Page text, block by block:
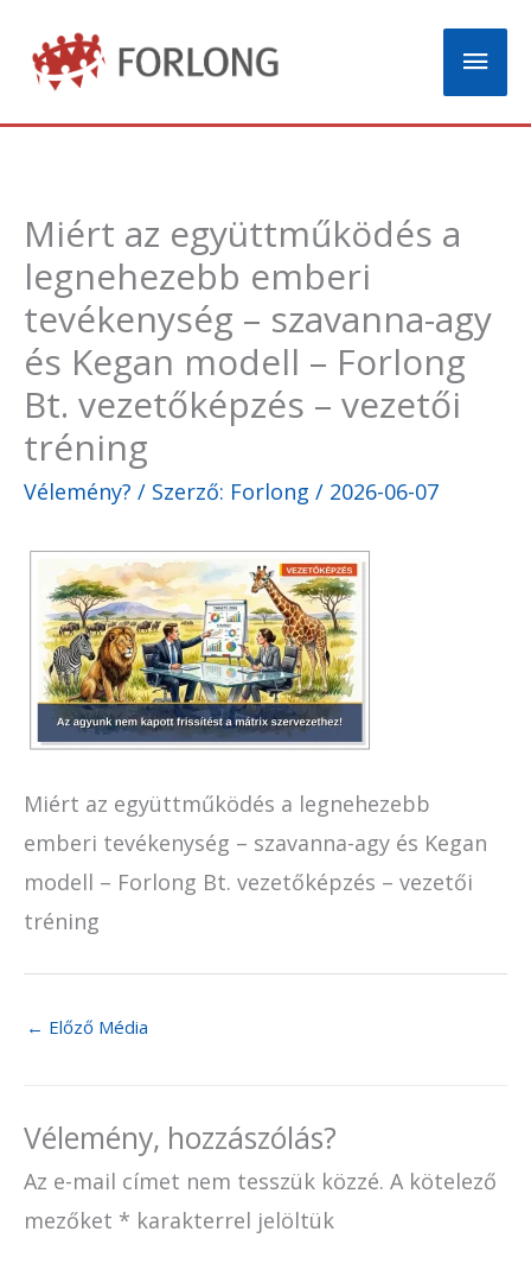
content
Main
Miért az együttműködés a
legnehezebb emberi
tevékenység – szavanna-agy
és Kegan modell – Forlong
Bt. vezetőképzés – vezetői
tréning
Vélemény? / Szerző: Forlong / 2026-06-07
Miért az együttműködés a legnehezebb
emberi tevékenység – szavanna-agy és Kegan
modell – Forlong Bt. vezetőképzés – vezetői
tréning
← Előző Média
Vélemény, hozzászólás?
Az e-mail címet nem tesszük közzé. A kötelező
mezőket * karakterrel jelöltük